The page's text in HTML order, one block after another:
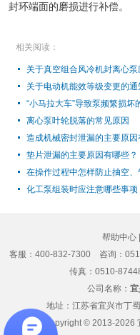
封环端面的磨损进行补偿。
相关阅读：
关于真空组合风冷机封离心
关于电动机能效等级变更的通
“小马拉大车”导致泵频繁损坏
离心泵叶轮脱落的常见原因
造成机械密封泄漏的主要原因
垫片泄漏的主要原因有哪些？
在操作过程中怎样防止抽空、
化工泵组装时应注意哪些事项
帮助中心
客服：400-832-7300
咨询：
传真：0510-
公司名称： 宜
地址：江苏省宜兴市丁
Copyright © 2013-2026